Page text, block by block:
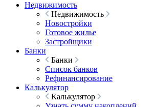
Недвижимость
Недвижимость
Новостройки
Готовое жилье
Застройщики
Банки
Банки
Список банков
Рефинансирование
Калькулятор
Калькулятор